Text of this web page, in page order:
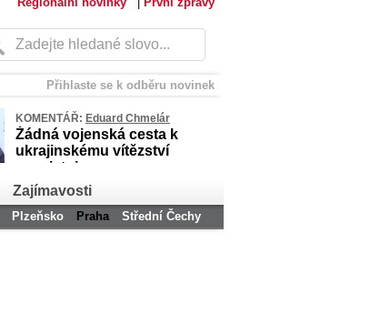
Přihlaste se k odběru novinek
KOMENTÁŘ: Eduard Chmelár
Žádná vojenská cesta k
ukrajinskému vítězství
neexistuje
Zajímavosti
Plzeňsko Praha
Střední Čechy